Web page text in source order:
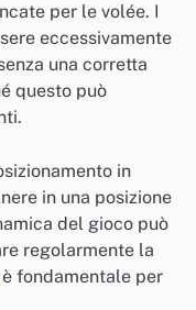
per le volée. I
eccessivamente
una corretta
questo può
in
in una posizione
del gioco può
regolarmente la
è fondamentale per